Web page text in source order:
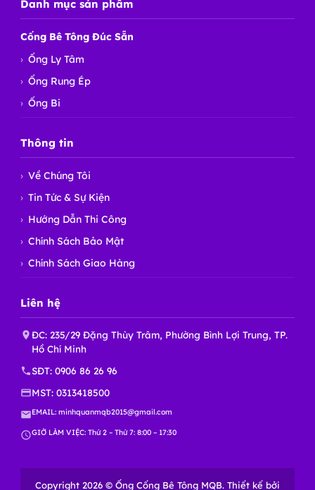
Danh mục sản phẩm
Cống Bê Tông Đúc Sẵn
Ống Ly Tâm
Ống Rung Ép
Ống Bi
Thông tin
Về Chúng Tôi
Tin Tức & Sự Kiện
Hướng Dẫn Thi Công
Chính Sách Bảo Mật
Chính Sách Giao Hàng
Liên hệ
ĐC: 235/29 Đặng Thùy Trâm, Phường Bình Lợi Trung, TP.
Hồ Chí Minh
SĐT: 0906 86 26 96
MST: 0313418500
EMAIL: minhquanmqb2015@gmail.com
GIỜ LÀM VIỆC: Thứ 2 – Thứ 7: 8:00 – 17:30
Copyright 2026 © Ống Cống Bê Tông MQB. Thiết kế bởi